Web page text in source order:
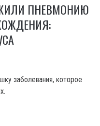
ПНЕВМОНИЮ
заболевания, которое